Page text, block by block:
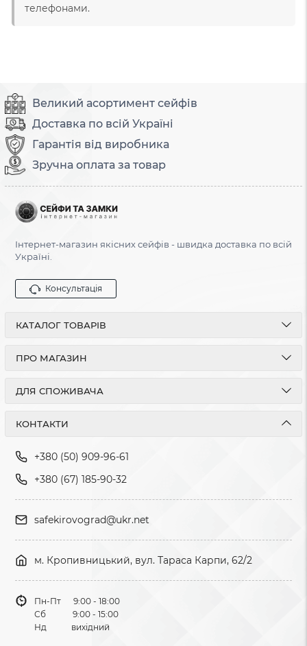
телефонами.
Великий асортимент сейфів
Доставка по всій Україні
Гарантія від виробника
Зручна оплата за товар
Інтернет-магазин якісних сейфів - швидка доставка по всій
Україні.
Консультація
КАТАЛОГ ТОВАРІВ
ПРО МАГАЗИН
ДЛЯ СПОЖИВАЧА
КОНТАКТИ
+380 (50) 909-96-61
+380 (67) 185-90-32
safekirovograd@ukr.net
м. Кропивницький, вул. Тараса Карпи, 62/2
Пн-Пт 9:00 - 18:00
Сб 9:00 - 15:00
Нд вихідний